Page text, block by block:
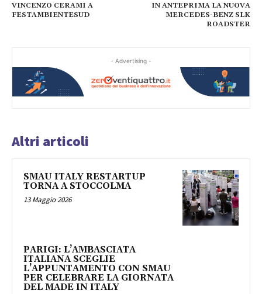
VINCENZO CERAMI A
FESTAMBIENTESUD
IN ANTEPRIMA LA NUOVA
MERCEDES-BENZ SLK
ROADSTER
- Advertising -
Altri articoli
SMAU ITALY RESTARTUP
TORNA A STOCCOLMA
13 Maggio 2026
PARIGI: L’AMBASCIATA
ITALIANA SCEGLIE
L’APPUNTAMENTO CON SMAU
PER CELEBRARE LA GIORNATA
DEL MADE IN ITALY